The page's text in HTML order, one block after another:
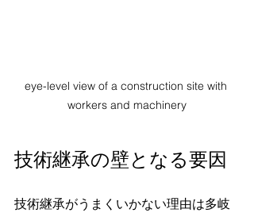
eye-level view of a construction site with
workers and machinery
技術継承の壁となる要因
技術継承がうまくいかない理由は多岐